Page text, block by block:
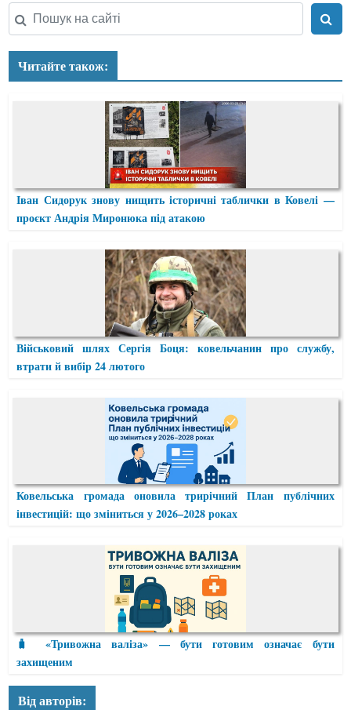
Читайте також:
Іван Сидорук знову нищить історичні таблички в Ковелі —
проєкт Андрія Миронюка під атакою
Військовий шлях Сергія Боця: ковельчанин про службу,
втрати й вибір 24 лютого
Ковельська громада оновила трирічний План публічних
інвестицій: що зміниться у 2026–2028 роках
🧳 «Тривожна валіза» — бути готовим означає бути
захищеним
Від авторів: